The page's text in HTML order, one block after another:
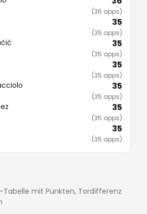
(36 apps)
35
(35 apps)
35
(35 apps)
35
(35 apps)
35
(35 apps)
35
(35 apps)
35
(35 apps)
Tabelle mit Punkten, Tordifferenz